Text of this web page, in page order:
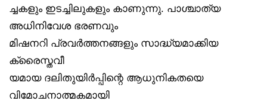
ച്ചകളും ഇടച്ചിലുകളും കാണുന്നു. പാശ്ചാത്യ
അധിനിവേശ ഭരണവും
മിഷനറി പ്രവർത്തനങ്ങളും സാദ്ധ്യമാക്കിയ
ക്രൈസ്തവീ
യമായ ദലിതുയിർപ്പിന്റെ ആധുനികതയെ
വിമോചനാത്മകമായി